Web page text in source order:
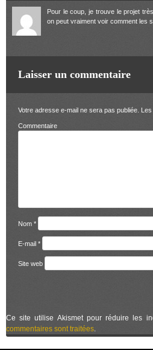
Pour le coup, je trouve le projet
on peut vraiment voir comment les
Laisser un commentaire
Votre adresse e-mail ne sera pas publiée.
Nom *
E-mail *
Site web
Ce site utilise Akismet pour réduire les
commentaires sont traitées